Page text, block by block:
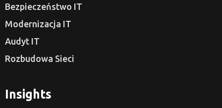
Bezpieczeństwo IT
Modernizacja IT
Audyt IT
Rozbudowa Sieci
Insights